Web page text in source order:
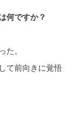
何ですか？
た。
て前向きに覚悟